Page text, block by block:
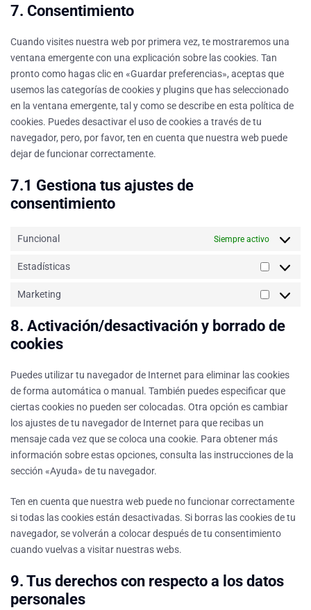
7. Consentimiento
Cuando visites nuestra web por primera vez, te mostraremos una
ventana emergente con una explicación sobre las cookies. Tan
pronto como hagas clic en «Guardar preferencias», aceptas que
usemos las categorías de cookies y plugins que has seleccionado
en la ventana emergente, tal y como se describe en esta política de
cookies. Puedes desactivar el uso de cookies a través de tu
navegador, pero, por favor, ten en cuenta que nuestra web puede
dejar de funcionar correctamente.
7.1 Gestiona tus ajustes de
consentimiento
Funcional Siempre activo
Estadísticas
Marketing
8. Activación/desactivación y borrado de
cookies
Puedes utilizar tu navegador de Internet para eliminar las cookies
de forma automática o manual. También puedes especificar que
ciertas cookies no pueden ser colocadas. Otra opción es cambiar
los ajustes de tu navegador de Internet para que recibas un
mensaje cada vez que se coloca una cookie. Para obtener más
información sobre estas opciones, consulta las instrucciones de la
sección «Ayuda» de tu navegador.
Ten en cuenta que nuestra web puede no funcionar correctamente
si todas las cookies están desactivadas. Si borras las cookies de tu
navegador, se volverán a colocar después de tu consentimiento
cuando vuelvas a visitar nuestras webs.
9. Tus derechos con respecto a los datos
personales